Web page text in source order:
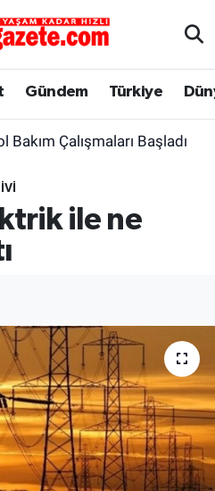
Gündem Türkiye
Bakım Çalışmaları Başladı
ile ne
ve Fikstür